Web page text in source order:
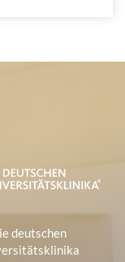
deutschen